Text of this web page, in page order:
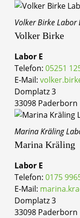
Volker Birke Labor
Volker Birke
Labor E
Telefon: 05251
E-Mail:
Domplatz 3
33098 Paderborn
Marina Kräling
Marina Kräling
Labor E
Telefon: 0175
E-Mail:
Domplatz 3
33098 Paderborn